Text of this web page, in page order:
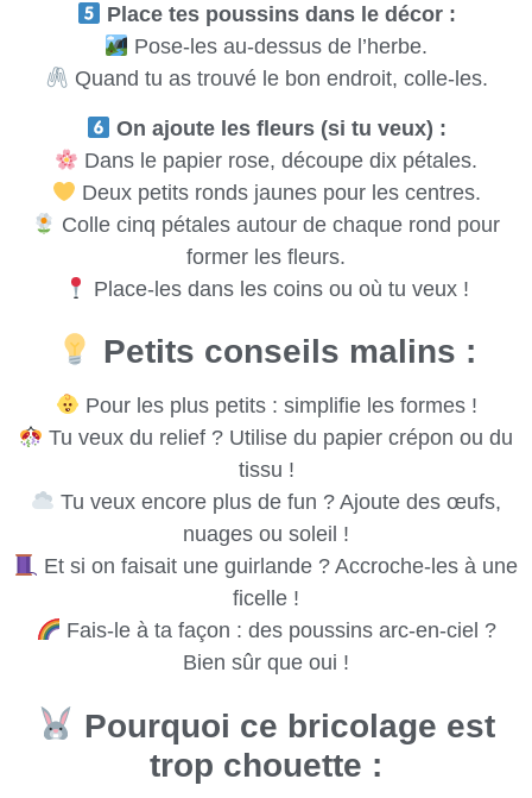
Place tes poussins dans le décor :
Pose-les au-dessus de l’herbe.
Quand tu as trouvé le bon endroit, colle-les.
On ajoute les fleurs (si tu veux) :
Dans le papier rose, découpe dix pétales.
Deux petits ronds jaunes pour les centres.
Colle cinq pétales autour de chaque rond pour
former les fleurs.
Place-les dans les coins ou où tu veux !
Petits conseils malins :
Pour les plus petits : simplifie les formes !
Tu veux du relief ? Utilise du papier crépon ou du
tissu !
Tu veux encore plus de fun ? Ajoute des œufs,
nuages ou soleil !
Et si on faisait une guirlande ? Accroche-les à une
ficelle !
Fais-le à ta façon : des poussins arc-en-ciel ?
Bien sûr que oui !
Pourquoi ce bricolage est
trop chouette :